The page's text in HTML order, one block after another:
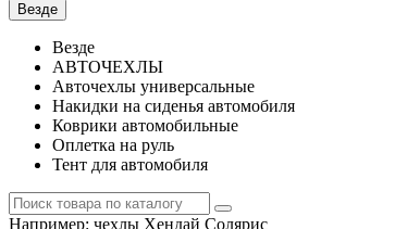
Везде
Везде
АВТОЧЕХЛЫ
Авточехлы универсальные
Накидки на сиденья автомобиля
Коврики автомобильные
Оплетка на руль
Тент для автомобиля
Например: чехлы Хендай Солярис